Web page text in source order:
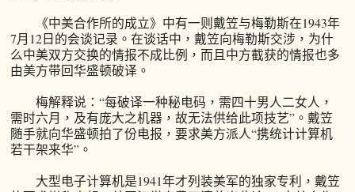
《中美合作所的成立》中有一则戴笠与梅勒斯在1943年
7月12日的会谈记录。在谈话中，戴笠向梅勒斯交涉，为什
么中美双方交换的情报不成比例，而且中方截获的情报也多
由美方带回华盛顿破译。
梅解释说：“每破译一种秘电码，需四十男人二女人，
需时六月，及有庞大之机器，故无法供给此项技艺”。戴笠
随手就向华盛顿拍了份电报，要求美方派人“携统计计算机
若干架来华”。
大型电子计算机是1941年才列装美军的独家专利，戴笠